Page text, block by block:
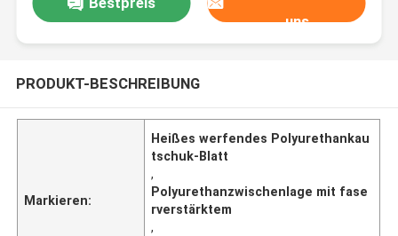
uns
PRODUKT-BESCHREIBUNG
Markieren:
Heißes werfendes Polyurethankau
tschuk-Blatt
,
Polyurethanzwischenlage mit fase
rverstärktem
,